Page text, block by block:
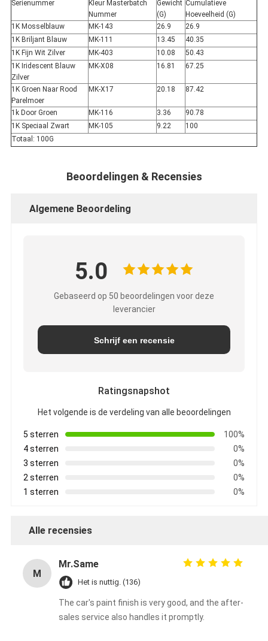
Serienummer
Kleur Masterbatch
Nummer
Gewicht
(G)
Cumulatieve
Hoeveelheid (G)
1K Mosselblauw
MK-143 26.9
26.9
1K Briljant Blauw
MK-111 13.45
40.35
1K Fijn Wit Zilver
MK-403 10.08
50.43
1K Iridescent Blauw
Zilver
MK-X08 16.81 67.25
1K Groen Naar Rood
Parelmoer
MK-X17 20.18 87.42
1k Door Groen MK-116 3.36
90.78
1K Speciaal Zwart
MK-105 9.22
100
Totaal: 100G
Beoordelingen & Recensies
Algemene Beoordeling
5.0
Gebaseerd op 50 beoordelingen voor deze
leverancier
Schrijf een recensie
Ratingsnapshot
Het volgende is de verdeling van alle beoordelingen
5 sterren
100%
4 sterren
0%
3 sterren
0%
2 sterren
0%
1 sterren
0%
Alle recensies
M
Mr.Same
Het is nuttig. (136)
The car's paint finish is very good, and the after-
sales service also handles it promptly.